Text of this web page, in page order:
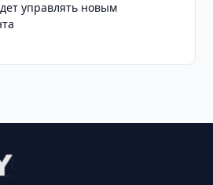
управлять новым